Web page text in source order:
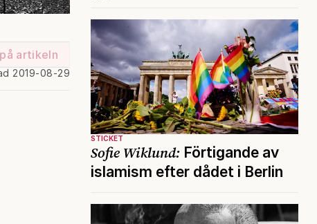
artikeln
2019-08-29
STICKET
Sofie Wiklund: Förtigande av
islamism efter dådet i Berlin